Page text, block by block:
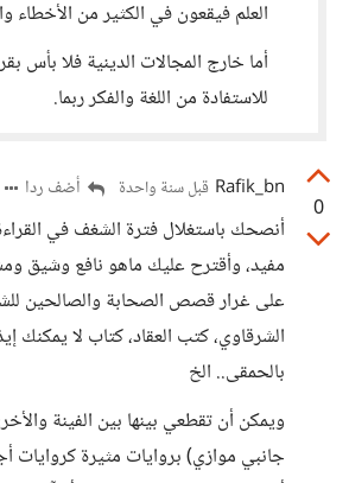
العلم فيقعون في الكثير من الأخطاء
أما خارج المجالات الدينية فلا بأس
للاستفادة من اللغة والفكر ربما.
0
Rafik_bn قبل سنة واحدة أضف ردا
أنصحك باستغلال فترة الشغف في
مفيد، وأقترح عليك ماهو نافع وشيق
على غرار قصص الصحابة والصالحين
الشرقاوي، كتب العقاد، كتاب لا يمكنك
بالحمقى.. الخ
ويمكن أن تقطعي بينها بين الفينة
جانبي موازي) بروايات مثيرة كروايات